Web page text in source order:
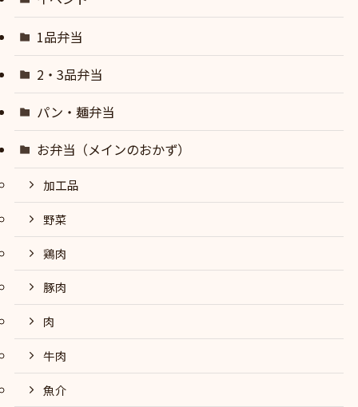
1品弁当
2・3品弁当
パン・麺弁当
お弁当（メインのおかず）
加工品
野菜
鶏肉
豚肉
肉
牛肉
魚介